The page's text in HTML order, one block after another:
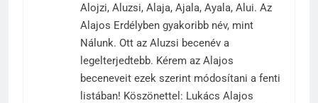
Alojzi, Aluzsi, Alaja, Ajala, Ayala, Alui. Az
Alajos Erdélyben gyakoribb név, mint
Nálunk. Ott az Aluzsi becenév a
legelterjedtebb. Kérem az Alajos
beceneveit ezek szerint módosítani a fenti
listában! Köszönettel: Lukács Alajos